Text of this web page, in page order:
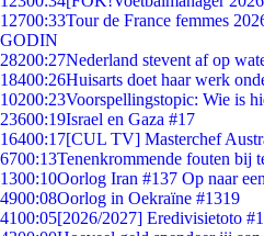
12700:33Tour de France femmes
GODIN
28200:27Nederland stevent af op
18400:26Huisarts doet haar werk
10200:23Voorspellingstopic: Wie is
23600:19Israel en Gaza #17
16400:17[CUL TV] Masterchef
6700:13Tenenkrommende fouten bij
1300:10Oorlog Iran #137 Op naar
4900:08Oorlog in Oekraïne #1319
4100:05[2026/2027] Eredivisietoto #1